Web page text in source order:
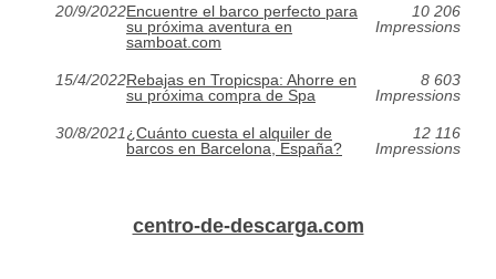
20/9/2022Encuentre el barco perfecto para
su próxima aventura en
samboat.com
10 206
Impressions
15/4/2022Rebajas en Tropicspa: Ahorre en
su próxima compra de Spa
8 603
Impressions
30/8/2021¿Cuánto cuesta el alquiler de
barcos en Barcelona, España?
12 116
Impressions
centro-de-descarga.com